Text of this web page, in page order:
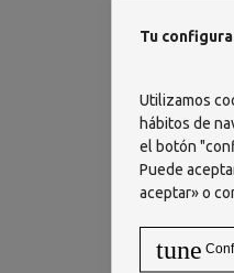
Tu
Utilizamos
hábitos de
el botón
Puede
aceptar» o
tune